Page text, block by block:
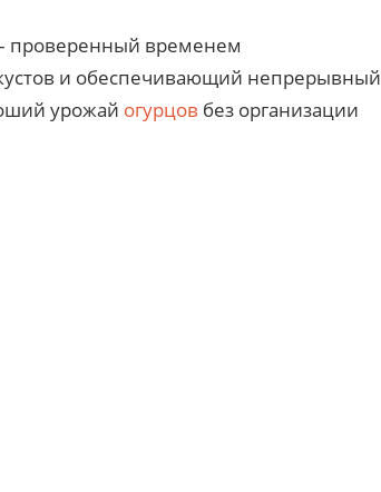
проверенный временем
и обеспечивающий непрерывный
урожай огурцов без организации